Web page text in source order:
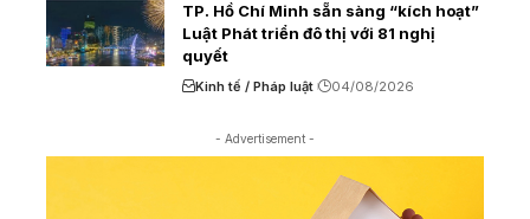
TP. Hồ Chí Minh sẵn sàng “kích hoạt”
Luật Phát triển đô thị với 81 nghị
quyết
Kinh tế / Pháp luật 04/08/2026
- Advertisement -